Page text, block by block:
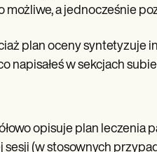
a jednocześnie
plan oceny syntetyzuje
napisałeś w sekcjach
opisuje plan leczenia
(w stosownych